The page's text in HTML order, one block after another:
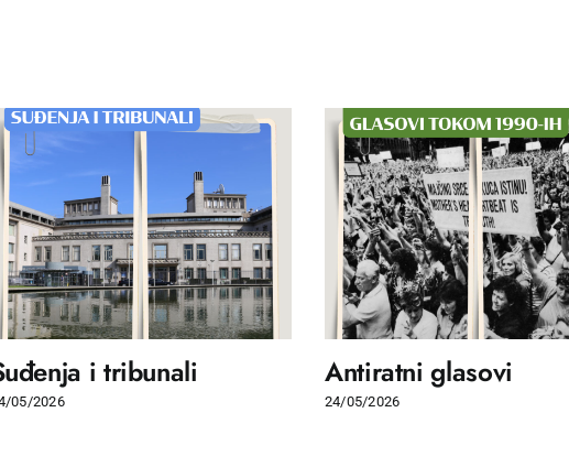
i tribunali
05/2026
Antiratni glasovi
24/05/2026